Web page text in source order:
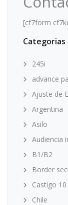
[cf7form
Categorias
245i
advance
Ajuste de
Argentina
Asilo
Audiencia
B1/B2
Border
Castigo
Chile